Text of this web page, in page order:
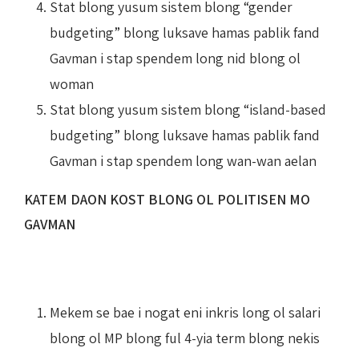
Stat blong yusum sistem blong “gender
budgeting” blong luksave hamas pablik fand
Gavman i stap spendem long nid blong ol
woman
Stat blong yusum sistem blong “island-based
budgeting” blong luksave hamas pablik fand
Gavman i stap spendem long wan-wan aelan
KATEM DAON KOST BLONG OL POLITISEN MO
GAVMAN
Mekem se bae i nogat eni inkris long ol salari
blong ol MP blong ful 4-yia term blong nekis